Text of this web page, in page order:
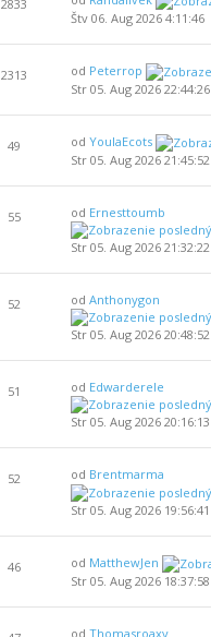
2833
Štv 06. Aug 2026 4:11:46
2313 od Peterrop
Str 05. Aug 2026 22:44:26
49 odYoulaEcots
Str 05. Aug 2026 21:45:52
55 od Ernesttoumb
Str 05. Aug 2026 21:32:22
52 odAnthonygon
Str 05. Aug 2026 20:48:52
51 od Edwarderele
Str 05. Aug 2026 20:16:13
52 od Brentmarma
Str 05. Aug 2026 19:56:41
46 od MatthewJen
Str 05. Aug 2026 18:37:58
odThomasroaxy